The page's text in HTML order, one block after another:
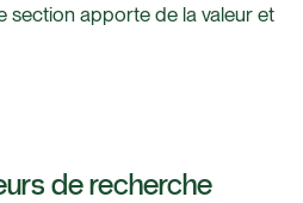
section apporte de la valeur et
de recherche